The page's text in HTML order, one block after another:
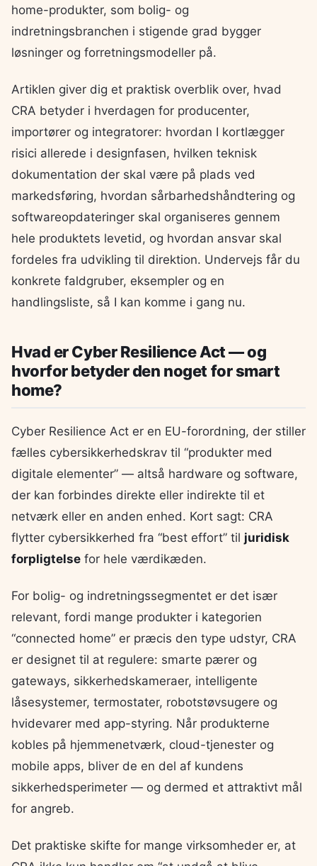
home-produkter, som bolig- og
indretningsbranchen i stigende grad bygger
løsninger og forretningsmodeller på.
Artiklen giver dig et praktisk overblik over, hvad
CRA betyder i hverdagen for producenter,
importører og integratorer: hvordan I kortlægger
risici allerede i designfasen, hvilken teknisk
dokumentation der skal være på plads ved
markedsføring, hvordan sårbarhedshåndtering og
softwareopdateringer skal organiseres gennem
hele produktets levetid, og hvordan ansvar skal
fordeles fra udvikling til direktion. Undervejs får du
konkrete faldgruber, eksempler og en
handlingsliste, så I kan komme i gang nu.
Hvad er Cyber Resilience Act — og
hvorfor betyder den noget for smart
home?
Cyber Resilience Act er en EU-forordning, der stiller
fælles cybersikkerhedskrav til “produkter med
digitale elementer” — altså hardware og software,
der kan forbindes direkte eller indirekte til et
netværk eller en anden enhed. Kort sagt: CRA
flytter cybersikkerhed fra “best effort” til juridisk
forpligtelse for hele værdikæden.
For bolig- og indretningssegmentet er det især
relevant, fordi mange produkter i kategorien
“connected home” er præcis den type udstyr, CRA
er designet til at regulere: smarte pærer og
gateways, sikkerhedskameraer, intelligente
låsesystemer, termostater, robotstøvsugere og
hvidevarer med app-styring. Når produkterne
kobles på hjemmenetværk, cloud-tjenester og
mobile apps, bliver de en del af kundens
sikkerhedsperimeter — og dermed et attraktivt mål
for angreb.
Det praktiske skifte for mange virksomheder er, at